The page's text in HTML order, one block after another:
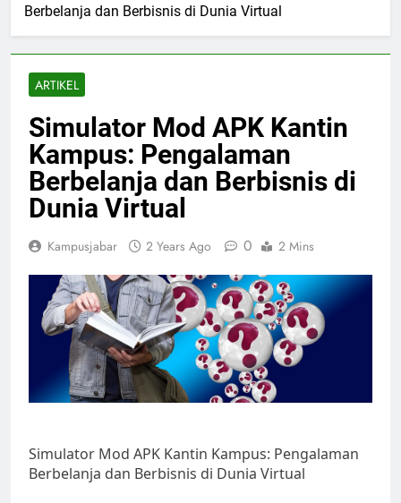
Berbelanja dan Berbisnis di Dunia Virtual
ARTIKEL
Simulator Mod APK Kantin
Kampus: Pengalaman
Berbelanja dan Berbisnis di
Dunia Virtual
Kampusjabar 2 Years Ago 0 2 Mins
Simulator Mod APK Kantin Kampus: Pengalaman
Berbelanja dan Berbisnis di Dunia Virtual